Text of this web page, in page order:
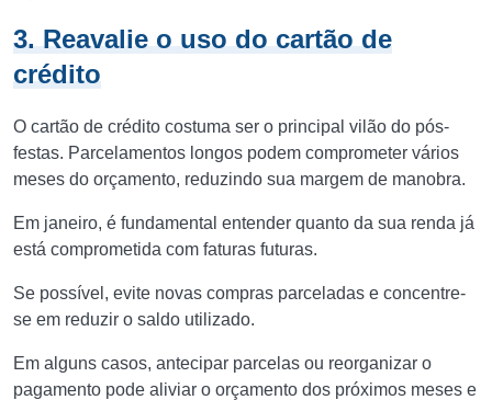
3. Reavalie o uso do cartão de
crédito
O cartão de crédito costuma ser o principal vilão do pós-
festas. Parcelamentos longos podem comprometer vários
meses do orçamento, reduzindo sua margem de manobra.
Em janeiro, é fundamental entender quanto da sua renda já
está comprometida com faturas futuras.
Se possível, evite novas compras parceladas e concentre-
se em reduzir o saldo utilizado.
Em alguns casos, antecipar parcelas ou reorganizar o
pagamento pode aliviar o orçamento dos próximos meses e